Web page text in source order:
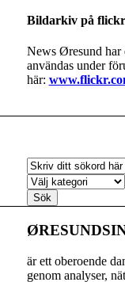
Bildarkiv på flickr
News Øresund har
användas under
här:
är ett oberoende
genom analyser,